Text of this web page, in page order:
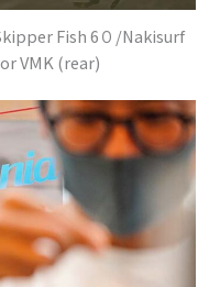
Fish 6０/Nakisurf
VMK (rear)